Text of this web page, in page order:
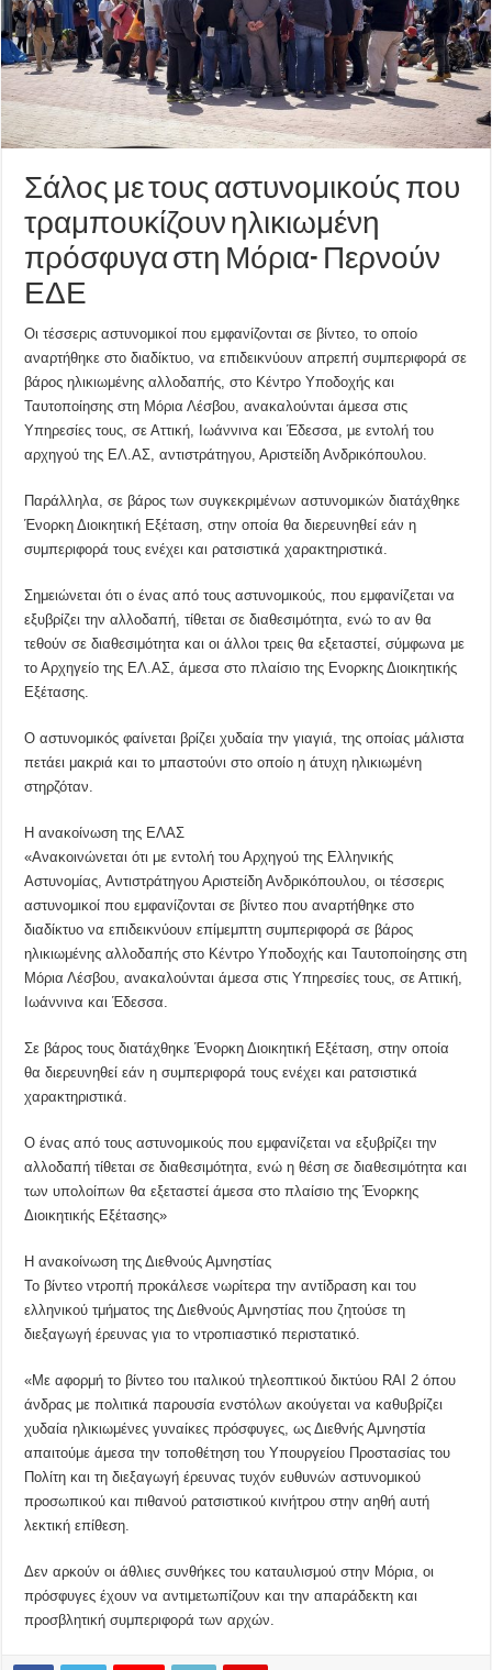
Σάλος με τους αστυνομικούς που
τραμπουκίζουν ηλικιωμένη
πρόσφυγα στη Μόρια- Περνούν
ΕΔΕ
Οι τέσσερις αστυνομικοί που εμφανίζονται σε βίντεο, το οποίο
αναρτήθηκε στο διαδίκτυο, να επιδεικνύουν απρεπή συμπεριφορά σε
βάρος ηλικιωμένης αλλοδαπής, στο Κέντρο Υποδοχής και
Ταυτοποίησης στη Μόρια Λέσβου, ανακαλούνται άμεσα στις
Υπηρεσίες τους, σε Αττική, Ιωάννινα και Έδεσσα, με εντολή του
αρχηγού της ΕΛ.ΑΣ, αντιστράτηγου, Αριστείδη Ανδρικόπουλου.
Παράλληλα, σε βάρος των συγκεκριμένων αστυνομικών διατάχθηκε
Ένορκη Διοικητική Εξέταση, στην οποία θα διερευνηθεί εάν η
συμπεριφορά τους ενέχει και ρατσιστικά χαρακτηριστικά.
Σημειώνεται ότι ο ένας από τους αστυνομικούς, που εμφανίζεται να
εξυβρίζει την αλλοδαπή, τίθεται σε διαθεσιμότητα, ενώ το αν θα
τεθούν σε διαθεσιμότητα και οι άλλοι τρεις θα εξεταστεί, σύμφωνα με
το Αρχηγείο της ΕΛ.ΑΣ, άμεσα στο πλαίσιο της Ενορκης Διοικητικής
Εξέτασης.
Ο αστυνομικός φαίνεται βρίζει χυδαία την γιαγιά, της οποίας μάλιστα
πετάει μακριά και το μπαστούνι στο οποίο η άτυχη ηλικιωμένη
στηρζόταν.
Η ανακοίνωση της ΕΛΑΣ
«Ανακοινώνεται ότι με εντολή του Αρχηγού της Ελληνικής
Αστυνομίας, Αντιστράτηγου Αριστείδη Ανδρικόπουλου, οι τέσσερις
αστυνομικοί που εμφανίζονται σε βίντεο που αναρτήθηκε στο
διαδίκτυο να επιδεικνύουν επίμεμπτη συμπεριφορά σε βάρος
ηλικιωμένης αλλοδαπής στο Κέντρο Υποδοχής και Ταυτοποίησης στη
Μόρια Λέσβου, ανακαλούνται άμεσα στις Υπηρεσίες τους, σε Αττική,
Ιωάννινα και Έδεσσα.
Σε βάρος τους διατάχθηκε Ένορκη Διοικητική Εξέταση, στην οποία
θα διερευνηθεί εάν η συμπεριφορά τους ενέχει και ρατσιστικά
χαρακτηριστικά.
Ο ένας από τους αστυνομικούς που εμφανίζεται να εξυβρίζει την
αλλοδαπή τίθεται σε διαθεσιμότητα, ενώ η θέση σε διαθεσιμότητα και
των υπολοίπων θα εξεταστεί άμεσα στο πλαίσιο της Ένορκης
Διοικητικής Εξέτασης»
Η ανακοίνωση της Διεθνούς Αμνηστίας
Το βίντεο ντροπή προκάλεσε νωρίτερα την αντίδραση και του
ελληνικού τμήματος της Διεθνούς Αμνηστίας που ζητούσε τη
διεξαγωγή έρευνας για το ντροπιαστικό περιστατικό.
«Με αφορμή το βίντεο του ιταλικού τηλεοπτικού δικτύου RAI 2 όπου
άνδρας με πολιτικά παρουσία ενστόλων ακούγεται να καθυβρίζει
χυδαία ηλικιωμένες γυναίκες πρόσφυγες, ως Διεθνής Αμνηστία
απαιτούμε άμεσα την τοποθέτηση του Υπουργείου Προστασίας του
Πολίτη και τη διεξαγωγή έρευνας τυχόν ευθυνών αστυνομικού
προσωπικού και πιθανού ρατσιστικού κινήτρου στην αηθή αυτή
λεκτική επίθεση.
Δεν αρκούν οι άθλιες συνθήκες του καταυλισμού στην Μόρια, οι
πρόσφυγες έχουν να αντιμετωπίζουν και την απαράδεκτη και
προσβλητική συμπεριφορά των αρχών.